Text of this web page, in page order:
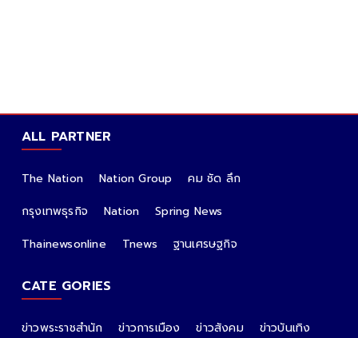
ALL PARTNER
The Nation Nation Group
คม ชัด ลึก
กรุงเทพธุรกิจ
Nation
Spring News
Thainewsonline
Tnews ฐานเศรษฐกิจ
CATE GORIES
ข่าวพระราชสำนัก ข่าวการเมือง ข่าวสังคม
ข่าวบันเทิง